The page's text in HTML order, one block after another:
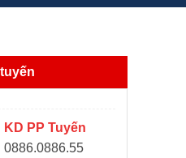
KD PP Tuyến
0886.0886.55